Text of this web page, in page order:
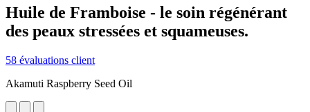
Huile de Framboise - le soin régénérant
des peaux stressées et squameuses.
58 évaluations client
Akamuti Raspberry Seed Oil